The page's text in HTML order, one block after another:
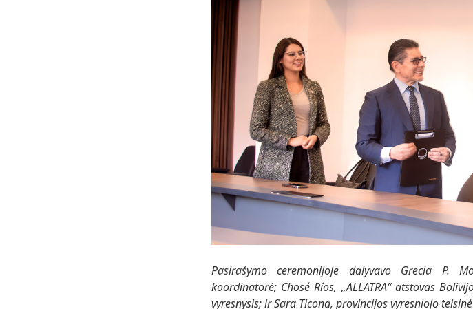
Pasirašymo ceremonijoje dalyvavo Grecia P.
koordinatorė; Chosé Ríos, „ALLATRA“ atstovas
vyresnysis; ir Sara Ticona, provincijos vyresniojo